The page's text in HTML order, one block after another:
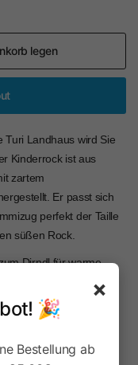
legen
Turi Landhaus wird Sie
Kinderrock ist aus
zartem
Er passt sich
perfekt der Taille
süßen Rock.
Dirndl für warme
ganz sicher
Anlässe und
oder Volksfest.
×
🎉
Bestellung ab